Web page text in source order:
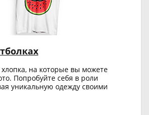
на которые вы можете
Попробуйте себя в роли
уникальную одежду своими